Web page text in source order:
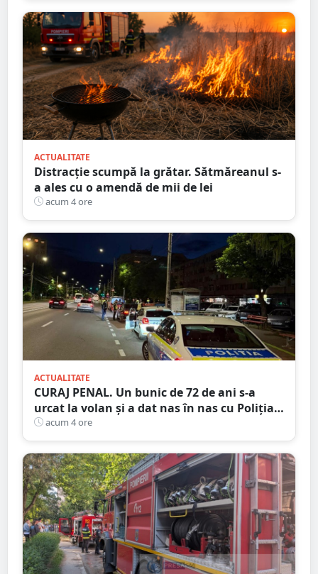
ACTUALITATE
Distracție scumpă la grătar. Sătmăreanul s-
a ales cu o amendă de mii de lei
acum 4 ore
ACTUALITATE
CURAJ PENAL. Un bunic de 72 de ani s-a
urcat la volan și a dat nas în nas cu Poliția
Satu Mare
acum 4 ore